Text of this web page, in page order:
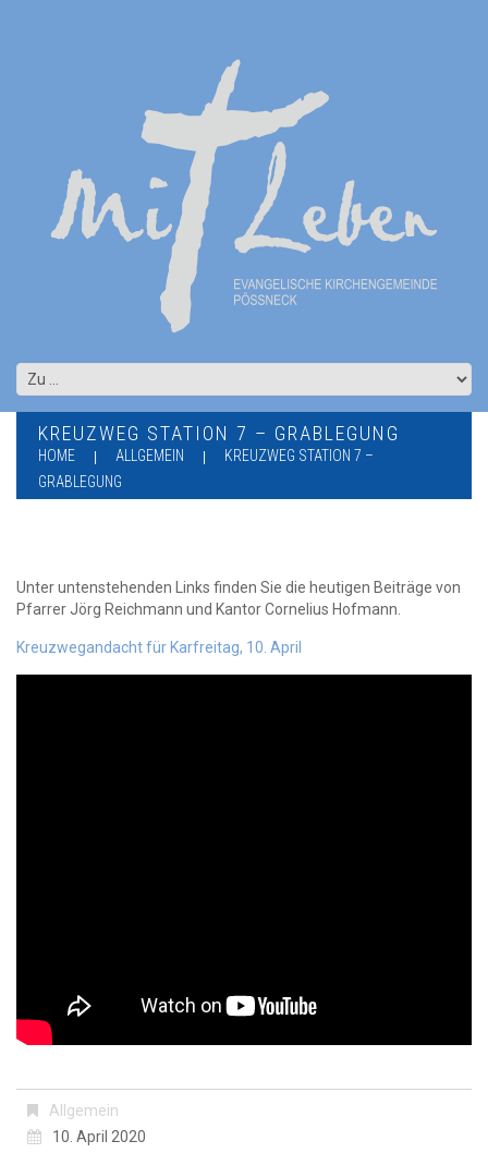
KREUZWEG STATION 7 – GRABLEGUNG
HOME ALLGEMEIN
KREUZWEG STATION 7 –
GRABLEGUNG
Unter untenstehenden Links finden Sie die heutigen Beiträge von
Pfarrer Jörg Reichmann und Kantor Cornelius Hofmann.
Kreuzwegandacht für Karfreitag, 10. April
Allgemein
10. April 2020